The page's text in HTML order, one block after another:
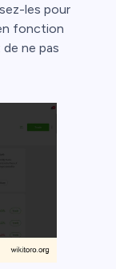
les pour
fonction
ne pas